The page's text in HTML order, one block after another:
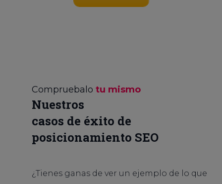
Compruebalo tu mismo
Nuestros
casos de éxito de
posicionamiento SEO
¿Tienes ganas de ver un ejemplo de lo que